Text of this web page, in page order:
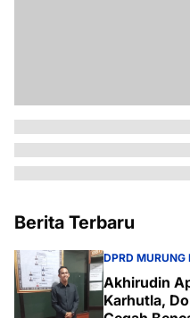
Berita Terbaru
DPRD MURUNG
Akhirudin
Karhutla,